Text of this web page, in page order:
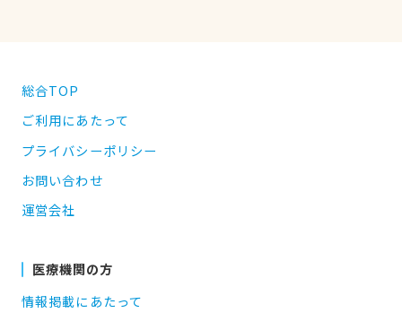
総合TOP
ご利用にあたって
プライバシーポリシー
お問い合わせ
運営会社
医療機関の方
情報掲載にあたって